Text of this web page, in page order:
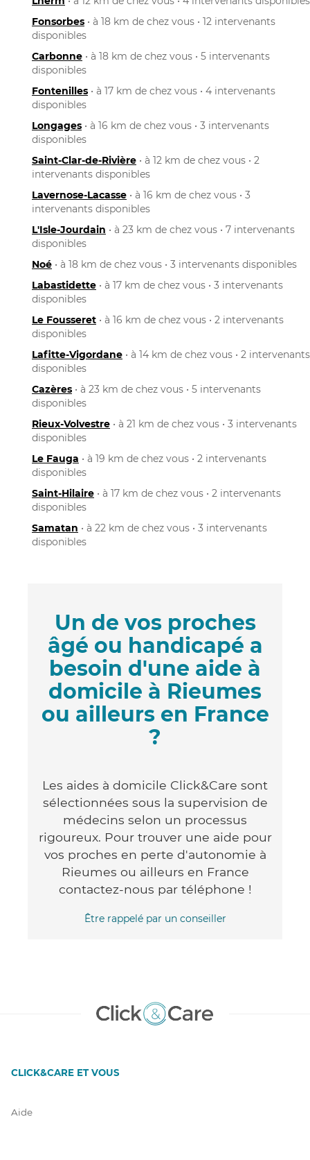
Fonsorbes • à 18 km de chez vous • 12 intervenants
disponibles
Carbonne • à 18 km de chez vous • 5 intervenants
disponibles
Fontenilles • à 17 km de chez vous • 4 intervenants
disponibles
Longages • à 16 km de chez vous • 3 intervenants
disponibles
Saint-Clar-de-Rivière • à 12 km de chez vous • 2
intervenants disponibles
Lavernose-Lacasse • à 16 km de chez vous • 3
intervenants disponibles
L'Isle-Jourdain • à 23 km de chez vous • 7 intervenants
disponibles
Noé • à 18 km de chez vous • 3 intervenants disponibles
Labastidette • à 17 km de chez vous • 3 intervenants
disponibles
Le Fousseret • à 16 km de chez vous • 2 intervenants
disponibles
Lafitte-Vigordane • à 14 km de chez vous • 2 intervenants
disponibles
Cazères • à 23 km de chez vous • 5 intervenants
disponibles
Rieux-Volvestre • à 21 km de chez vous • 3 intervenants
disponibles
Le Fauga • à 19 km de chez vous • 2 intervenants
disponibles
Saint-Hilaire • à 17 km de chez vous • 2 intervenants
disponibles
Samatan • à 22 km de chez vous • 3 intervenants
disponibles
Un de vos proches
âgé ou handicapé a
besoin d'une aide à
domicile à Rieumes
ou ailleurs en France
?
Les aides à domicile Click&Care sont
sélectionnées sous la supervision de
médecins selon un processus
rigoureux. Pour trouver une aide pour
vos proches en perte d'autonomie à
Rieumes ou ailleurs en France
contactez-nous par téléphone !
Être rappelé par un conseiller
CLICK&CARE ET VOUS
Aide